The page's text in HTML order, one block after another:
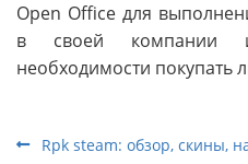
Open Office для
в своей компании
необходимости покупать
Rpk steam: обзор, скины,